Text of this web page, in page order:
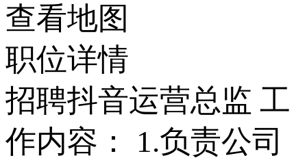
查看地图
职位详情
招聘抖音运营总监 工
作内容： 1.负责公司